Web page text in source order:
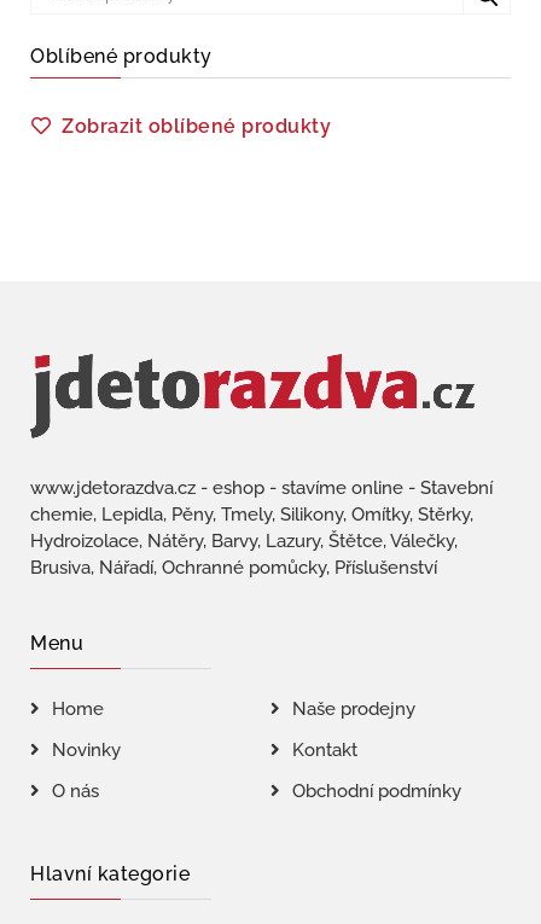
Oblíbené produkty
Zobrazit oblíbené produkty
www.jdetorazdva.cz - eshop - stavíme online - Stavební
chemie, Lepidla, Pěny, Tmely, Silikony, Omítky, Stěrky,
Hydroizolace, Nátěry, Barvy, Lazury, Štětce, Válečky,
Brusiva, Nářadí, Ochranné pomůcky, Příslušenství
Menu
Home
Naše prodejny
Novinky
Kontakt
O nás
Obchodní podmínky
Hlavní kategorie